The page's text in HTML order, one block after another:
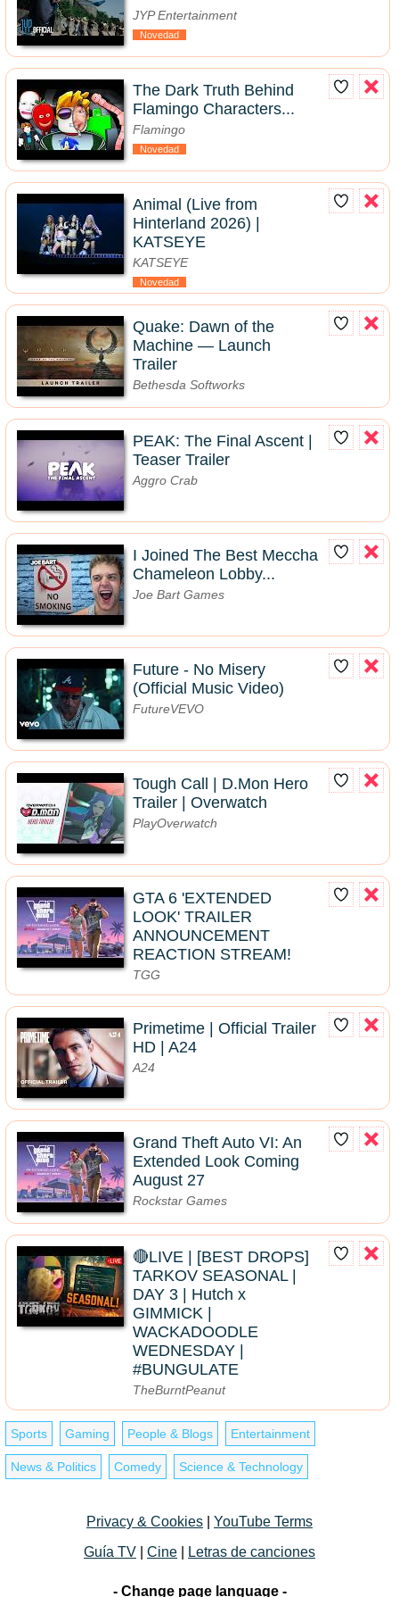
JYP Entertainment
Novedad
The Dark Truth Behind
Flamingo Characters...
Flamingo
Novedad
Animal (Live from
Hinterland 2026) |
KATSEYE
KATSEYE
Novedad
Quake: Dawn of the
Machine — Launch
Trailer
Bethesda Softworks
PEAK: The Final Ascent |
Teaser Trailer
Aggro Crab
I Joined The Best Meccha
Chameleon Lobby...
Joe Bart Games
Future - No Misery
(Official Music Video)
FutureVEVO
Tough Call | D.Mon Hero
Trailer | Overwatch
PlayOverwatch
GTA 6 'EXTENDED
LOOK' TRAILER
ANNOUNCEMENT
REACTION STREAM!
TGG
Primetime | Official Trailer
HD | A24
A24
Grand Theft Auto VI: An
Extended Look Coming
August 27
Rockstar Games
🔴LIVE | [BEST DROPS]
TARKOV SEASONAL |
DAY 3 | Hutch x
GIMMICK |
WACKADOODLE
WEDNESDAY |
#BUNGULATE
TheBurntPeanut
Sports Gaming People & Blogs Entertainment
News & Politics Comedy Science & Technology
Privacy & Cookies
YouTube Terms
Guía TV
Cine Letras de canciones
- Change page language -